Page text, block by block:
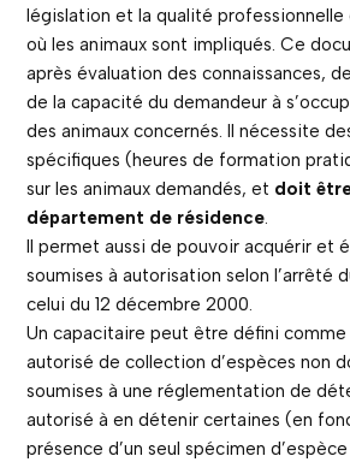
législation et la qualité professionnelle
où les animaux sont impliqués. Ce
après évaluation des connaissances,
de la capacité du demandeur à
des animaux concernés. Il nécessite
spécifiques (heures de formation
sur les animaux demandés, et doit
département de résidence.
Il permet aussi de pouvoir acquérir et
soumises à autorisation selon l’arrêté
celui du 12 décembre 2000.
Un capacitaire peut être défini
autorisé de collection d’espèces non
soumises à une réglementation de
autorisé à en détenir certaines (en
présence d’un seul spécimen